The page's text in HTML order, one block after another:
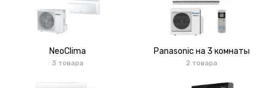
NeoClima
3 товара
Panasonic на 3 комнаты
2 товара